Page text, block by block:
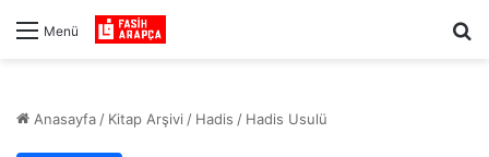
Menü
Anasayfa / Kitap Arşivi / Hadis / Hadis Usulü